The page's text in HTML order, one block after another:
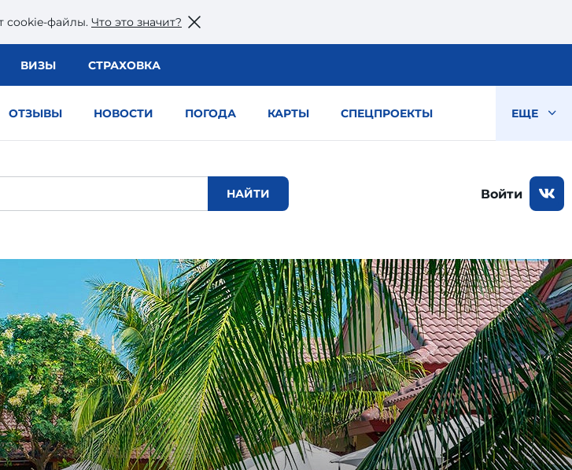
сookie-файлы. Что это значит?
ВИЗЫ СТРАХОВКА
ОТЗЫВЫ НОВОСТИ ПОГОДА КАРТЫ СПЕЦПРОЕКТЫ ЕЩЕ
Войти